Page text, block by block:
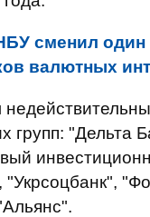
сменил один
валютных
групп: "Дельта